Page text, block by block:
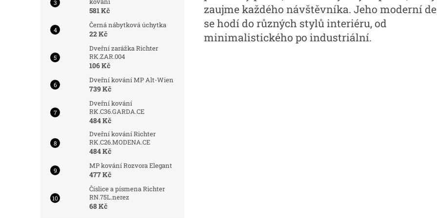
581 Kč
Černá nábytková úchytka
22 Kč
Dveřní zarážka Richter
RK.ZAR.004
106 Kč
Dveřní kování MP Alt-Wien
739 Kč
Dveřní kování
RK.C36.GARDA.CE
484 Kč
Dveřní kování Richter
RK.C26.MODENA.CE
484 Kč
MP kování Rozvora Elegant
477 Kč
Číslice a písmena Richter
RN.75L.nerez
68 Kč
zaujme každého návštěvníka. Jeho moderní
se hodí do různých stylů interiéru, od
minimalistického po industriální.